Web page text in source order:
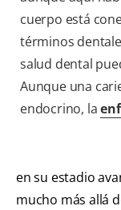
cuerpo está
términos
salud dental
Aunque una
endocrino, la
en su estadio
mucho más allá